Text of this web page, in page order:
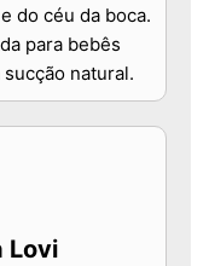
do céu da boca.
para bebês
natural.
Lovi